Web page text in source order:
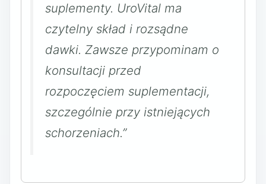
suplementy. UroVital ma
czytelny skład i rozsądne
dawki. Zawsze przypominam o
konsultacji przed
rozpoczęciem suplementacji,
szczególnie przy istniejących
schorzeniach.”